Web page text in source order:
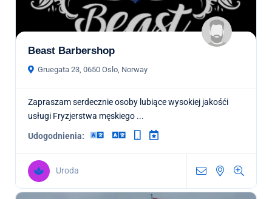
Beast Barbershop
Gruegata 23, 0650 Oslo, Norway
Zapraszam serdecznie osoby lubiące wysokiej jakośći
usługi Fryzjerstwa męskiego ...
Udogodnienia:
Uroda